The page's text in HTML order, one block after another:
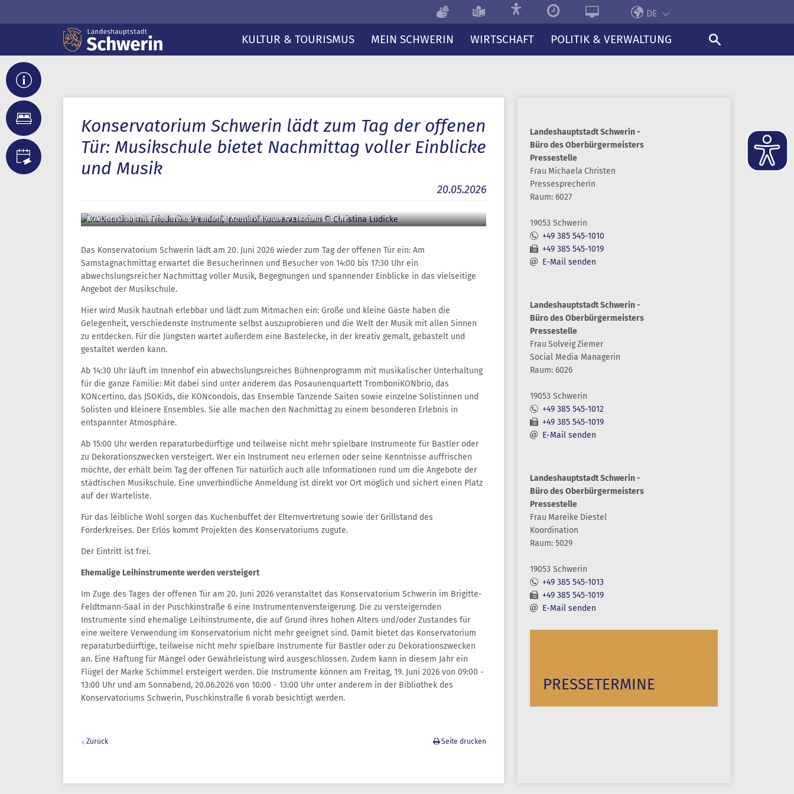
DE
KULTUR & TOURISMUS MEIN SCHWERIN WIRTSCHAFT POLITIK & VERWALTUNG
Konservatorium Schwerin lädt zum Tag der offenen
Tür: Musikschule bietet Nachmittag voller Einblicke
und Musik
20.05.2026
KONcertino mit Friederike Wendorf, Innenhof Konservatorium © Christina Lüdicke
Das Konservatorium Schwerin lädt am 20. Juni 2026 wieder zum Tag der offenen Tür ein: Am
Samstagnachmittag erwartet die Besucherinnen und Besucher von 14:00 bis 17:30 Uhr ein
abwechslungsreicher Nachmittag voller Musik, Begegnungen und spannender Einblicke in das vielseitige
Angebot der Musikschule.
Hier wird Musik hautnah erlebbar und lädt zum Mitmachen ein: Große und kleine Gäste haben die
Gelegenheit, verschiedenste Instrumente selbst auszuprobieren und die Welt der Musik mit allen Sinnen
zu entdecken. Für die Jüngsten wartet außerdem eine Bastelecke, in der kreativ gemalt, gebastelt und
gestaltet werden kann.
Ab 14:30 Uhr läuft im Innenhof ein abwechslungsreiches Bühnenprogramm mit musikalischer Unterhaltung
für die ganze Familie: Mit dabei sind unter anderem das Posaunenquartett TromboniKONbrio, das
KONcertino, das JSOKids, die KONcondois, das Ensemble Tanzende Saiten sowie einzelne Solistinnen und
Solisten und kleinere Ensembles. Sie alle machen den Nachmittag zu einem besonderen Erlebnis in
entspannter Atmosphäre.
Ab 15:00 Uhr werden reparaturbedürftige und teilweise nicht mehr spielbare Instrumente für Bastler oder
zu Dekorationszwecken versteigert. Wer ein Instrument neu erlernen oder seine Kenntnisse auffrischen
möchte, der erhält beim Tag der offenen Tür natürlich auch alle Informationen rund um die Angebote der
städtischen Musikschule. Eine unverbindliche Anmeldung ist direkt vor Ort möglich und sichert einen Platz
auf der Warteliste.
Für das leibliche Wohl sorgen das Kuchenbuffet der Elternvertretung sowie der Grillstand des
Förderkreises. Der Erlös kommt Projekten des Konservatoriums zugute.
Der Eintritt ist frei.
Ehemalige Leihinstrumente werden versteigert
Im Zuge des Tages der offenen Tür am 20. Juni 2026 veranstaltet das Konservatorium Schwerin im Brigitte-
Feldtmann-Saal in der Puschkinstraße 6 eine Instrumentenversteigerung. Die zu versteigernden
Instrumente sind ehemalige Leihinstrumente, die auf Grund ihres hohen Alters und/oder Zustandes für
eine weitere Verwendung im Konservatorium nicht mehr geeignet sind. Damit bietet das Konservatorium
reparaturbedürftige, teilweise nicht mehr spielbare Instrumente für Bastler oder zu Dekorationszwecken
an. Eine Haftung für Mängel oder Gewährleistung wird ausgeschlossen. Zudem kann in diesem Jahr ein
Flügel der Marke Schimmel ersteigert werden. Die Instrumente können am Freitag, 19. Juni 2026 von 09:00 -
13:00 Uhr und am Sonnabend, 20.06.2026 von 10:00 - 13:00 Uhr unter anderem in der Bibliothek des
Konservatoriums Schwerin, Puschkinstraße 6 vorab besichtigt werden.
Zurück Seite drucken
Landeshauptstadt Schwerin -
Büro des Oberbürgermeisters
Pressestelle
Frau Michaela Christen
Pressesprecherin
Raum: 6027
19053 Schwerin
+49 385 545-1010
+49 385 545-1019
E-Mail senden
Landeshauptstadt Schwerin -
Büro des Oberbürgermeisters
Pressestelle
Frau SolveigZiemer
Social Media Managerin
Raum: 6026
19053 Schwerin
+49 385 545-1012
+49 385 545-1019
E-Mail senden
Landeshauptstadt Schwerin -
Büro des Oberbürgermeisters
Pressestelle
Frau Mareike Diestel
Koordination
Raum: 5029
19053 Schwerin
+49 385 545-1013
+49 385 545-1019
E-Mail senden
PRESSETERMINE